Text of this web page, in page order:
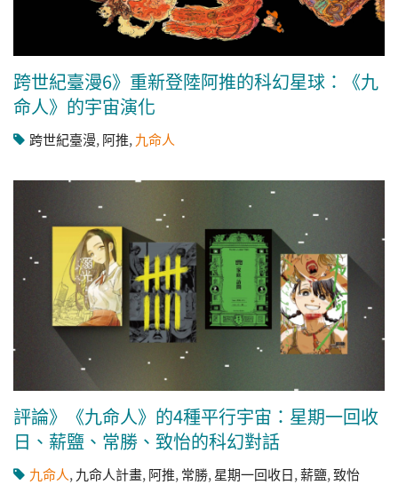
跨世紀臺漫6》重新登陸阿推的科幻星球：《九
命人》的宇宙演化
跨世紀臺漫, 阿推, 九命人
評論》《九命人》的4種平行宇宙：星期一回收
日、薪鹽、常勝、致怡的科幻對話
九命人, 九命人計畫, 阿推, 常勝, 星期一回收日,薪鹽,致怡